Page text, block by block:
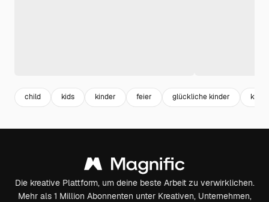
child kids kinder feier glückliche kinder
Die kreative Plattform, um deine beste Arbeit zu verwirklichen.
Mehr als 1 Million Abonnenten unter Kreativen, Unternehmen,